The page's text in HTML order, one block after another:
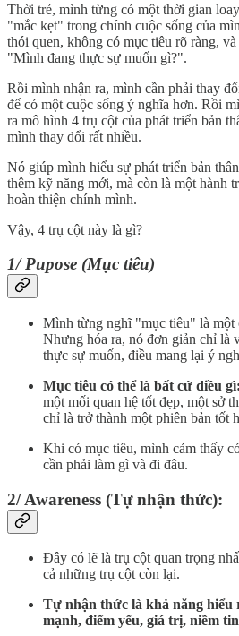
Thời trẻ, mình từng có một thời gian
"mắc kẹt" trong chính cuộc sống của
thói quen, không có mục tiêu rõ ràng,
"Mình đang thực sự muốn gì?".
Rồi mình nhận ra, mình cần phải thay
để có một cuộc sống ý nghĩa hơn. Rồi
ra mô hình 4 trụ cột của phát triển bản
mình thay đổi rất nhiều.
Nó giúp mình hiểu sự phát triển bản
thêm kỹ năng mới, mà còn là một hành
hoàn thiện chính mình.
Vậy, 4 trụ cột này là gì?
1/ Pupose (Mục tiêu)
Mình từng nghĩ "mục tiêu" là một
Nhưng hóa ra, nó đơn giản chỉ là
thực sự muốn, điều mang lại ý
Mục tiêu có thể là bất cứ điều gì:
một mối quan hệ tốt đẹp, một sở
chỉ là trở thành một phiên bản tốt
Khi có mục tiêu, mình cảm thấy
cần phải làm gì và đi đâu.
2/ Awareness (Tự nhận thức):
Đây có lẽ là trụ cột quan trọng
cả những trụ cột còn lại.
Tự nhận thức là khả năng hiểu
mạnh, điểm yếu, giá trị, niềm